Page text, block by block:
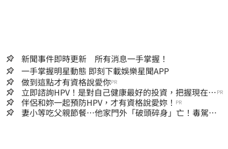
新聞事件即時更新 所有消息一手掌握！
一手掌握明星動態 即刻下載娛樂星聞APP
做到這點才有資格說愛你PR
立即諮詢HPV！是對自己健康最好的投資，把握現在不
嫌晚！
PR
伴侶和妳一起預防HPV，才有資格說愛妳！ PR
妻小等吃父親節餐⋯他家門外「破頭碎身」亡！毒駕男